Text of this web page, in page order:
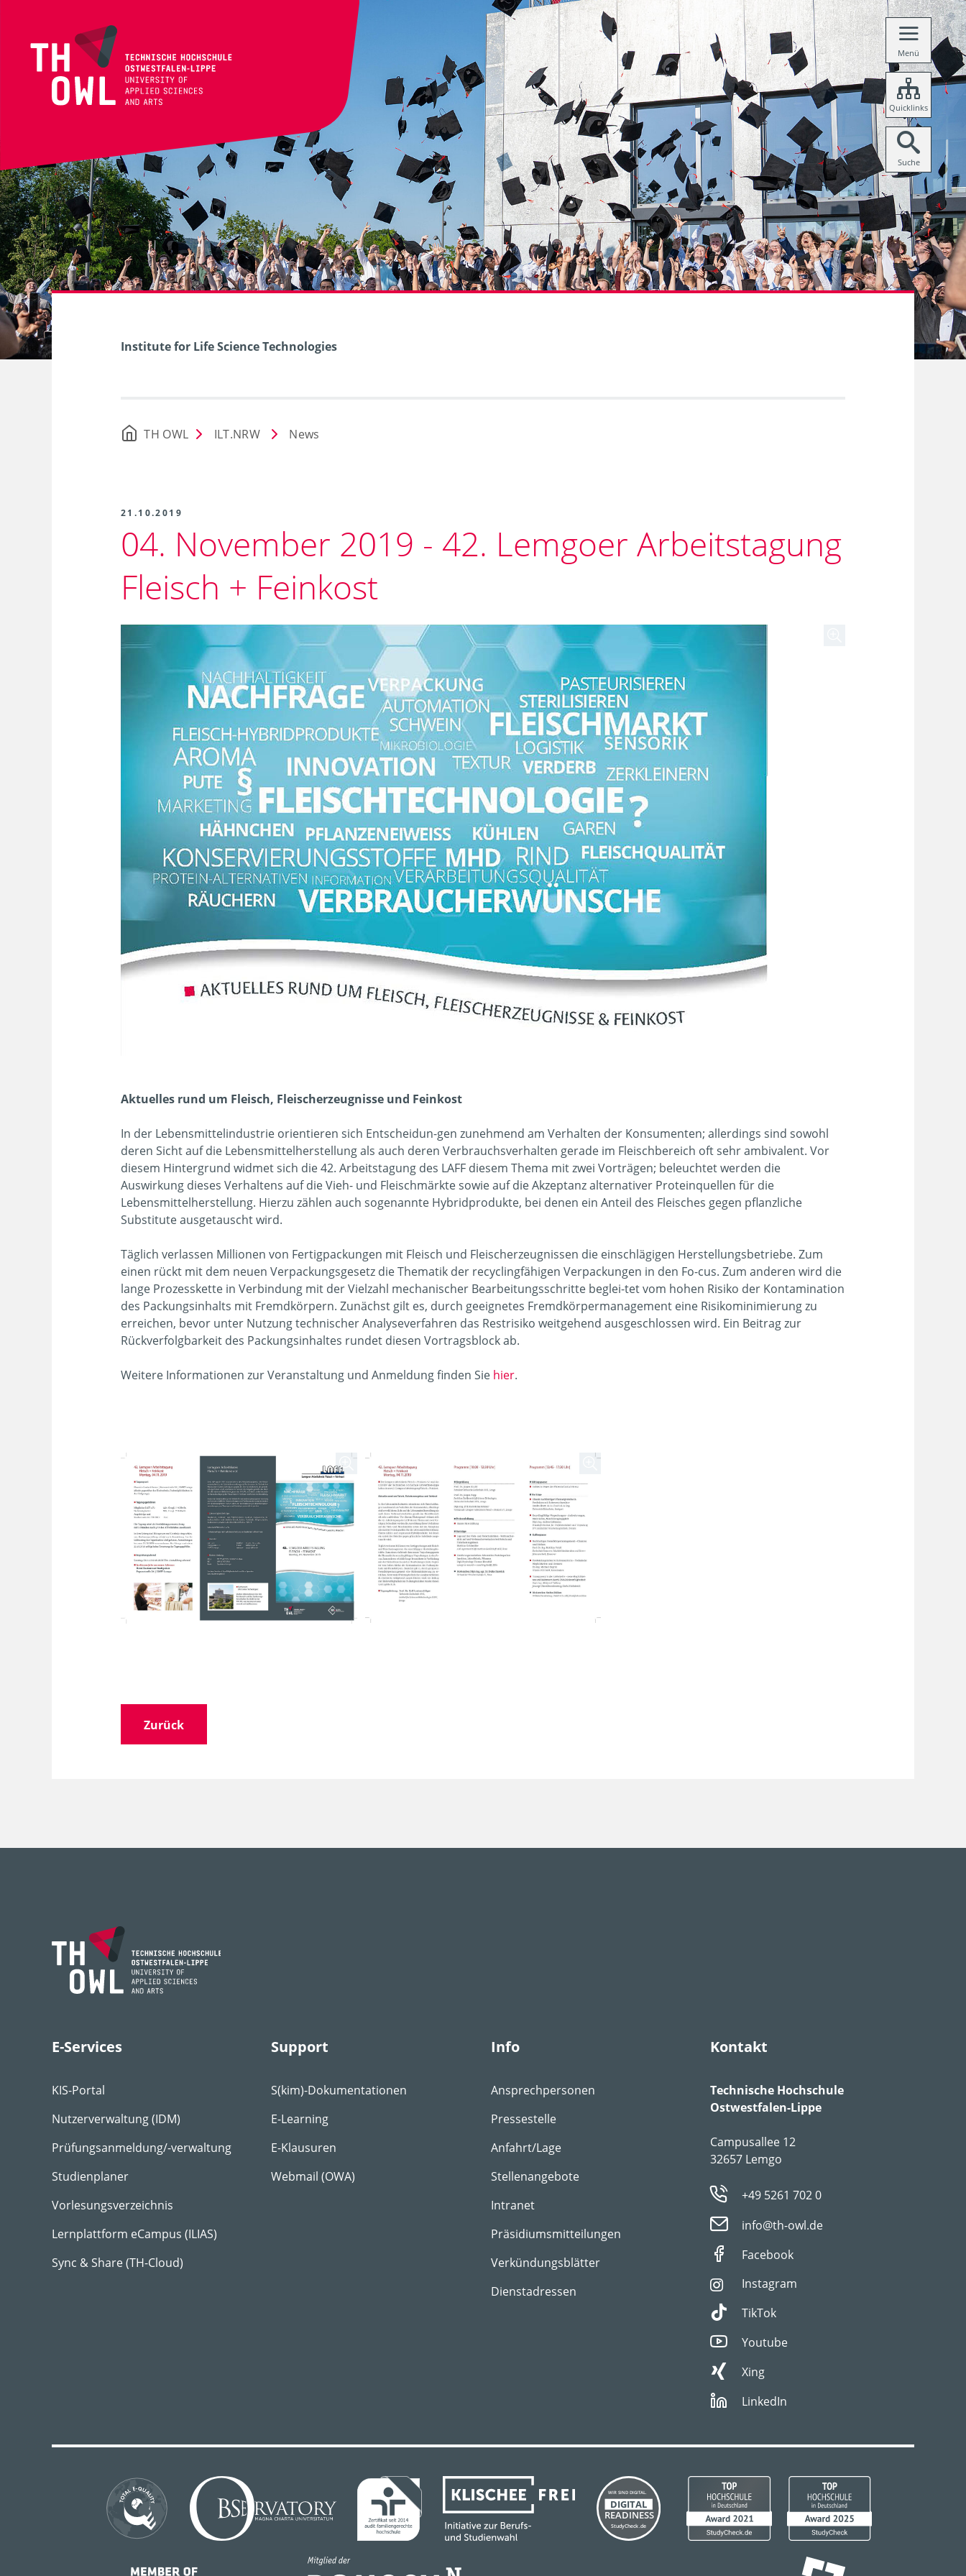
Menü
Quicklinks
Suche
Institute for Life Science Technologies
TH OWL ILT.NRW News
21.10.2019
04. November 2019 - 42. Lemgoer Arbeitstagung
Fleisch + Feinkost
Aktuelles rund um Fleisch, Fleischerzeugnisse und Feinkost
In der Lebensmittelindustrie orientieren sich Entscheidun-gen zunehmend am Verhalten der Konsumenten; allerdings sind sowohl
deren Sicht auf die Lebensmittelherstellung als auch deren Verbrauchsverhalten gerade im Fleischbereich oft sehr ambivalent. Vor
diesem Hintergrund widmet sich die 42. Arbeitstagung des LAFF diesem Thema mit zwei Vorträgen; beleuchtet werden die
Auswirkung dieses Verhaltens auf die Vieh- und Fleischmärkte sowie auf die Akzeptanz alternativer Proteinquellen für die
Lebensmittelherstellung. Hierzu zählen auch sogenannte Hybridprodukte, bei denen ein Anteil des Fleisches gegen pflanzliche
Substitute ausgetauscht wird.
Täglich verlassen Millionen von Fertigpackungen mit Fleisch und Fleischerzeugnissen die einschlägigen Herstellungsbetriebe. Zum
einen rückt mit dem neuen Verpackungsgesetz die Thematik der recyclingfähigen Verpackungen in den Fo-cus. Zum anderen wird die
lange Prozesskette in Verbindung mit der Vielzahl mechanischer Bearbeitungsschritte beglei-tet vom hohen Risiko der Kontamination
des Packungsinhalts mit Fremdkörpern. Zunächst gilt es, durch geeignetes Fremdkörpermanagement eine Risikominimierung zu
erreichen, bevor unter Nutzung technischer Analyseverfahren das Restrisiko weitgehend ausgeschlossen wird. Ein Beitrag zur
Rückverfolgbarkeit des Packungsinhaltes rundet diesen Vortragsblock ab.
Weitere Informationen zur Veranstaltung und Anmeldung finden Sie hier.
Zurück
E-Services
KIS-Portal
Nutzerverwaltung (IDM)
Prüfungsanmeldung/-verwaltung
Studienplaner
Vorlesungsverzeichnis
Lernplattform eCampus (ILIAS)
Sync & Share (TH-Cloud)
Support
S(kim)-Dokumentationen
E-Learning
E-Klausuren
Webmail (OWA)
Info
Ansprechpersonen
Pressestelle
Anfahrt/Lage
Stellenangebote
Intranet
Präsidiumsmitteilungen
Verkündungsblätter
Dienstadressen
Kontakt
Technische Hochschule
Ostwestfalen-Lippe
Campusallee 12
32657 Lemgo
+49 5261 702 0
info@th-owl.de
Facebook
Instagram
TikTok
Youtube
Xing
LinkedIn